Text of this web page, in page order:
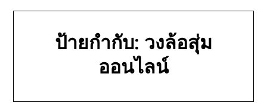
ป้ายกำกับ: วงล้อสุ่ม
ออนไลน์